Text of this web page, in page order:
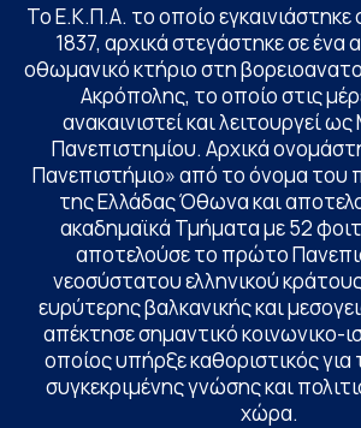
Το Ε.Κ.Π.Α. το οποίο εγκαινιάστηκε
1837, αρχικά στεγάστηκε σε ένα
οθωμανικό κτήριο στη
Ακρόπολης, το οποίο στις
ανακαινιστεί και λειτουργεί
Πανεπιστημίου. Αρχικά
Πανεπιστήμιο» από το όνομα του
της Ελλάδας Όθωνα και
ακαδημαϊκά Τμήματα με 52
αποτελούσε το πρώτο
νεοσύστατου ελληνικού
ευρύτερης βαλκανικής και
απέκτησε σημαντικό κοινωνικο-
οποίος υπήρξε καθοριστικός
συγκεκριμένης γνώσης και
χώρα.